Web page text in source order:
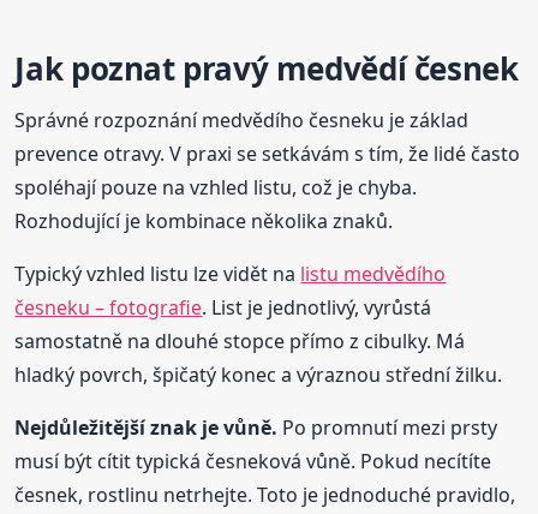
Jak poznat pravý medvědí česnek
Správné rozpoznání medvědího česneku je základ
prevence otravy. V praxi se setkávám s tím, že lidé často
spoléhají pouze na vzhled listu, což je chyba.
Rozhodující je kombinace několika znaků.
Typický vzhled listu lze vidět na listu medvědího
česneku – fotografie. List je jednotlivý, vyrůstá
samostatně na dlouhé stopce přímo z cibulky. Má
hladký povrch, špičatý konec a výraznou střední žilku.
Nejdůležitější znak je vůně. Po promnutí mezi prsty
musí být cítit typická česneková vůně. Pokud necítíte
česnek, rostlinu netrhejte. Toto je jednoduché pravidlo,